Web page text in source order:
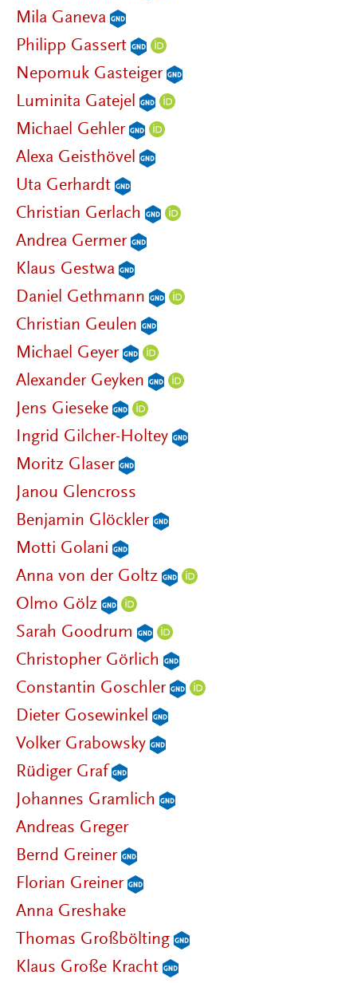
Mila Ganeva
Philipp Gassert
Nepomuk Gasteiger
Luminita Gatejel
Michael Gehler
Alexa Geisthövel
Uta Gerhardt
Christian Gerlach
Andrea Germer
Klaus Gestwa
Daniel Gethmann
Christian Geulen
Michael Geyer
Alexander Geyken
Jens Gieseke
Ingrid Gilcher-Holtey
Moritz Glaser
Janou Glencross
Benjamin Glöckler
Motti Golani
Anna von der Goltz
Olmo Gölz
Sarah Goodrum
Christopher Görlich
Constantin Goschler
Dieter Gosewinkel
Volker Grabowsky
Rüdiger Graf
Johannes Gramlich
Andreas Greger
Bernd Greiner
Florian Greiner
Anna Greshake
Thomas Großbölting
Klaus Große Kracht